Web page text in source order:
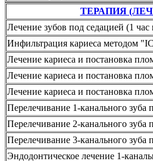
ТЕРАПИЯ
Лечение зубов под седацией (1
Инфильтрация кариеса методом
Лечение кариеса и постановка
Лечение кариеса и постановка
Лечение кариеса и постановка
Перелечивание 1-канального зуба
Перелечивание 2-канального зуба
Перелечивание 3-канального зуба
Эндодонтическое лечение 1-